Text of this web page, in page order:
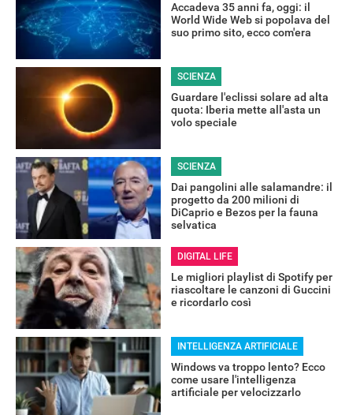
Accadeva 35 anni fa, oggi: il
World Wide Web si popolava del
suo primo sito, ecco com'era
SCIENZA
Guardare l'eclissi solare ad alta
quota: Iberia mette all'asta un
volo speciale
SCIENZA
Dai pangolini alle salamandre: il
progetto da 200 milioni di
DiCaprio e Bezos per la fauna
selvatica
DIGITAL LIFE
Le migliori playlist di Spotify per
riascoltare le canzoni di Guccini
e ricordarlo così
INTELLIGENZA ARTIFICIALE
Windows va troppo lento? Ecco
come usare l'intelligenza
artificiale per velocizzarlo